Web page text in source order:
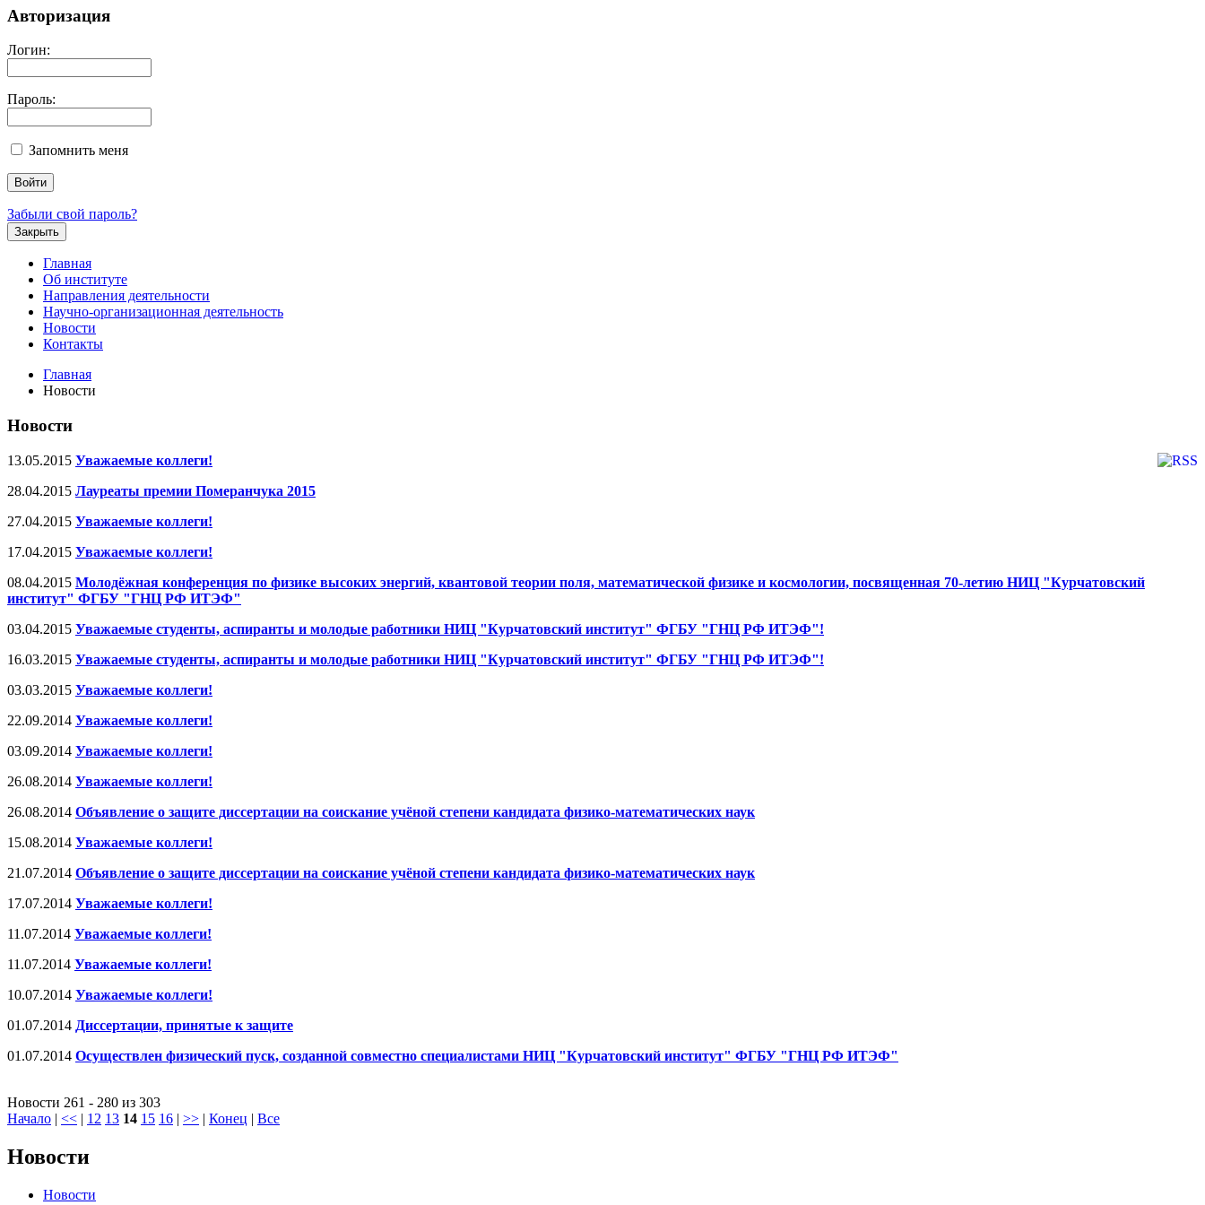
Авторизация
Логин:
Пароль:
Запомнить меня
Забыли свой пароль?
Закрыть
Главная
Об институте
Направления деятельности
Научно-организационная деятельность
Новости
Контакты
Главная
Новости
Новости
13.05.2015 Уважаемые коллеги!
28.04.2015 Лауреаты премии Померанчука 2015
27.04.2015 Уважаемые коллеги!
17.04.2015 Уважаемые коллеги!
08.04.2015 Молодёжная конференция по физике высоких энергий, квантовой теории поля, математической физике и космологии, посвященная 70-летию НИЦ "Курчатовский
институт" ФГБУ "ГНЦ РФ ИТЭФ"
03.04.2015 Уважаемые студенты, аспиранты и молодые работники НИЦ "Курчатовский институт" ФГБУ "ГНЦ РФ ИТЭФ"!
16.03.2015 Уважаемые студенты, аспиранты и молодые работники НИЦ "Курчатовский институт" ФГБУ "ГНЦ РФ ИТЭФ"!
03.03.2015 Уважаемые коллеги!
22.09.2014 Уважаемые коллеги!
03.09.2014 Уважаемые коллеги!
26.08.2014 Уважаемые коллеги!
26.08.2014 Объявление о защите диссертации на соискание учёной степени кандидата физико-математических наук
15.08.2014 Уважаемые коллеги!
21.07.2014 Объявление о защите диссертации на соискание учёной степени кандидата физико-математических наук
17.07.2014 Уважаемые коллеги!
11.07.2014 Уважаемые коллеги!
11.07.2014 Уважаемые коллеги!
10.07.2014 Уважаемые коллеги!
01.07.2014 Диссертации, принятые к защите
01.07.2014 Осуществлен физический пуск, созданной совместно специалистами НИЦ "Курчатовский институт" ФГБУ "ГНЦ РФ ИТЭФ"
Новости 261 - 280 из 303
Начало | << | 12 13 14 15 16 | >> | Конец | Все
Новости
Новости